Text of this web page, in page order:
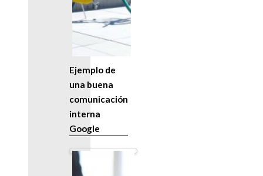
Ejemplo de
una buena
comunicación
interna
Google